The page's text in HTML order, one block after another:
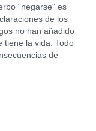
"negarse" es
de los
no han añadido
tiene la vida. Todo
de